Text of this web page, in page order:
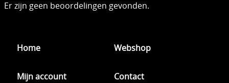
Er zijn geen beoordelingen gevonden.
Home Webshop
Mijn account Contact